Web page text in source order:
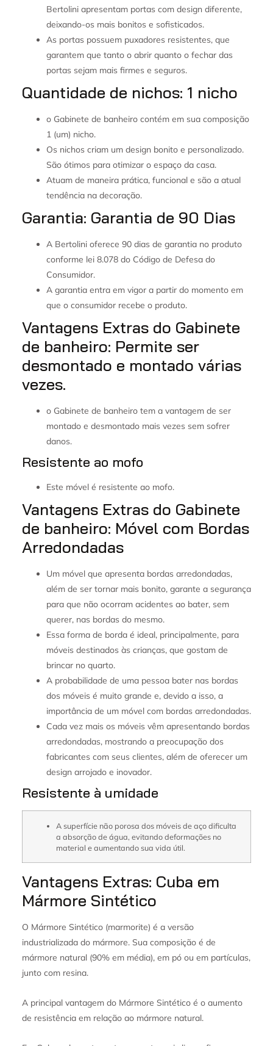
Bertolini apresentam portas com design diferente,
deixando-os mais bonitos e sofisticados.
As portas possuem puxadores resistentes, que
garantem que tanto o abrir quanto o fechar das
portas sejam mais firmes e seguros.
Quantidade de nichos: 1 nicho
o Gabinete de banheiro contém em sua composição
1 (um) nicho.
Os nichos criam um design bonito e personalizado.
São ótimos para otimizar o espaço da casa.
Atuam de maneira prática, funcional e são a atual
tendência na decoração.
Garantia: Garantia de 90 Dias
A Bertolini oferece 90 dias de garantia no produto
conforme lei 8.078 do Código de Defesa do
Consumidor.
A garantia entra em vigor a partir do momento em
que o consumidor recebe o produto.
Vantagens Extras do Gabinete
de banheiro: Permite ser
desmontado e montado várias
vezes.
o Gabinete de banheiro tem a vantagem de ser
montado e desmontado mais vezes sem sofrer
danos.
Resistente ao mofo
Este móvel é resistente ao mofo.
Vantagens Extras do Gabinete
de banheiro: Móvel com Bordas
Arredondadas
Um móvel que apresenta bordas arredondadas,
além de ser tornar mais bonito, garante a segurança
para que não ocorram acidentes ao bater, sem
querer, nas bordas do mesmo.
Essa forma de borda é ideal, principalmente, para
móveis destinados às crianças, que gostam de
brincar no quarto.
A probabilidade de uma pessoa bater nas bordas
dos móveis é muito grande e, devido a isso, a
importância de um móvel com bordas arredondadas.
Cada vez mais os móveis vêm apresentando bordas
arredondadas, mostrando a preocupação dos
fabricantes com seus clientes, além de oferecer um
design arrojado e inovador.
Resistente à umidade
A superfície não porosa dos móveis de aço dificulta
a absorção de água, evitando deformações no
material e aumentando sua vida útil.
Vantagens Extras: Cuba em
Mármore Sintético
O Mármore Sintético (marmorite) é a versão
industrializada do mármore. Sua composição é de
mármore natural (90% em média), em pó ou em partículas,
junto com resina.
A principal vantagem do Mármore Sintético é o aumento
de resistência em relação ao mármore natural.